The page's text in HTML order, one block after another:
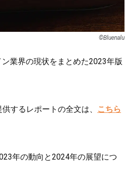
©︎Bluenalu
業界の現状をまとめた2023年版
するレポートの全文は、
こちら
年の動向と2024年の展望につ